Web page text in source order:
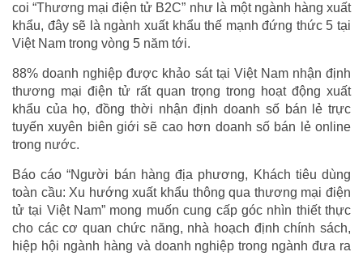
coi “Thương mại điện tử B2C” như là một ngành hàng xuất
khẩu, đây sẽ là ngành xuất khẩu thế mạnh đứng thức 5 tại
Việt Nam trong vòng 5 năm tới.
88% doanh nghiệp được khảo sát tại Việt Nam nhận định
thương mại điện tử rất quan trọng trong hoạt động xuất
khẩu của họ, đồng thời nhận định doanh số bán lẻ trực
tuyến xuyên biên giới sẽ cao hơn doanh số bán lẻ online
trong nước.
Báo cáo “Người bán hàng địa phương, Khách tiêu dùng
toàn cầu: Xu hướng xuất khẩu thông qua thương mại điện
tử tại Việt Nam” mong muốn cung cấp góc nhìn thiết thực
cho các cơ quan chức năng, nhà hoạch định chính sách,
hiệp hội ngành hàng và doanh nghiệp trong ngành đưa ra